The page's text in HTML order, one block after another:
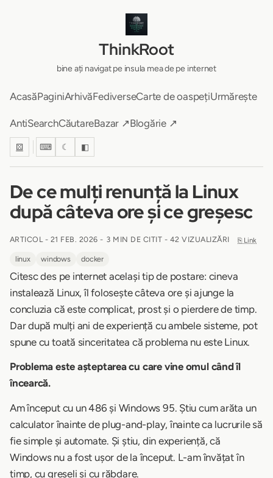
ThinkRoot
bine ați navigat pe insula mea de pe internet
AcasăPaginiArhivăFediverseCarte de oaspețiUrmărește
AntiSearchCăutareBazar ↗Blogărie ↗
⚄ ⌨ ☾ ◧
De ce mulți renunță la Linux
după câteva ore și ce greșesc
ARTICOL - 21 FEB. 2026 - 3 MIN DE CITIT - 42 VIZUALIZĂRI ⎘ Link
linux windows docker
Citesc des pe internet același tip de postare: cineva
instalează Linux, îl folosește câteva ore și ajunge la
concluzia că este complicat, prost și o pierdere de timp.
Dar după mulți ani de experiență cu ambele sisteme, pot
spune cu toată sinceritatea că problema nu este Linux.
Problema este așteptarea cu care vine omul când îl
încearcă.
Am început cu un 486 și Windows 95. Știu cum arăta un
calculator înainte de plug-and-play, înainte ca lucrurile să
fie simple și automate. Și știu, din experiență, că
Windows nu a fost ușor de la început. L-am învățat în
timp, cu greșeli și cu răbdare.